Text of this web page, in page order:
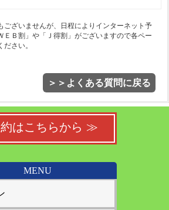
ございませんが、日程によりインターネット予
ＥＢ割」や「Ｊ得割」がございますので各ペー
さい。
＞＞よくある質問に戻る
はこちらから ≫
MENU